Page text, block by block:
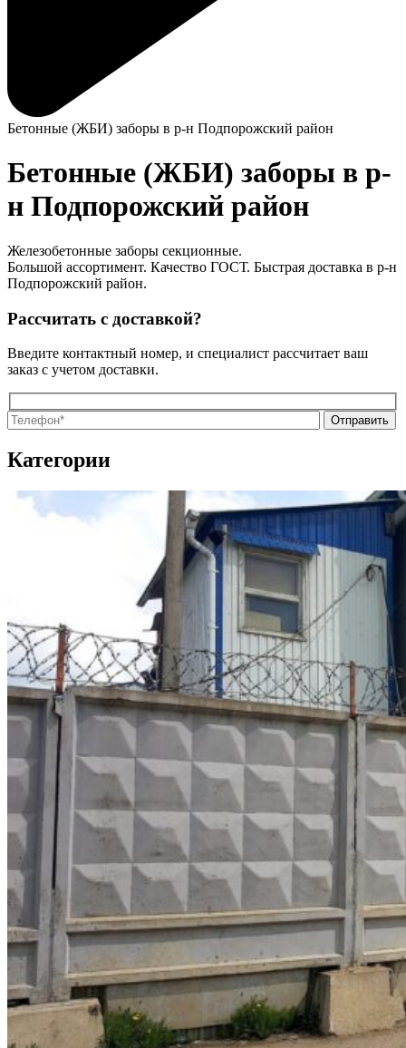
Бетонные (ЖБИ) заборы в р-н Подпорожский район
Бетонные (ЖБИ) заборы в р-
н Подпорожский район
Железобетонные заборы секционные.
Большой ассортимент. Качество ГОСТ. Быстрая доставка в р-н
Подпорожский район.
Рассчитать с доставкой?
Введите контактный номер, и специалист рассчитает ваш
заказ с учетом доставки.
Категории